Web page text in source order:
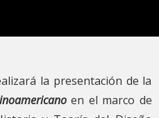
la presentación de la
en el marco de